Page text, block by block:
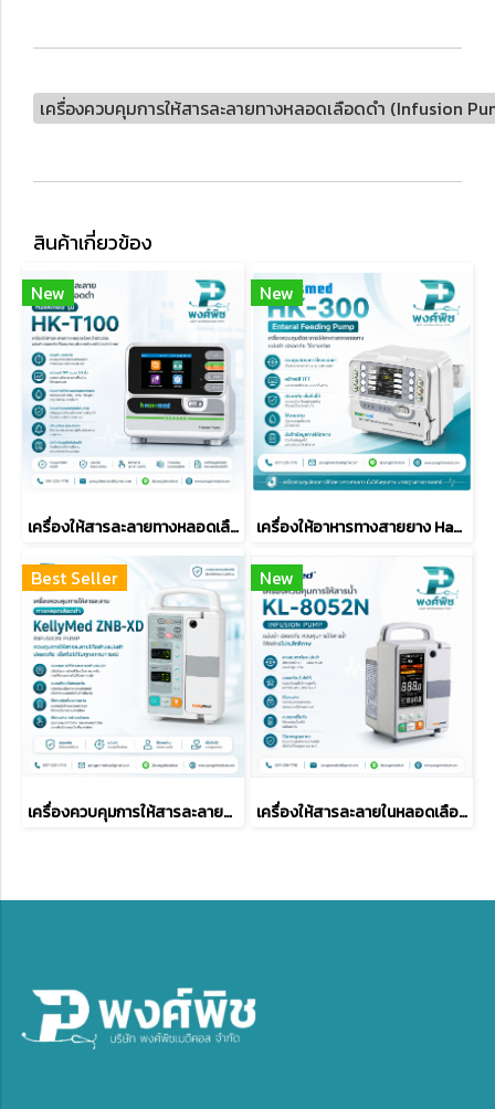
เครื่องควบคุมการให้สารละลายทางหลอดเลือดดำ (Infusion
สินค้าเกี่ยวข้อง
New
เครื่องให้สารละลายทางหลอดเลือดดำ Hawkmed รุ่น HK-T100
New
เครื่องให้อาหารทางสายยาง Hawkmed รุ่น HK-300
Best Seller
เครื่องควบคุมการให้สารละลายทางหลอดเลือดดำ KellyMed ZNB-XD
New
เครื่องให้สารละลายในหลอดเลือดดำ Kelly Med-KL-8052N